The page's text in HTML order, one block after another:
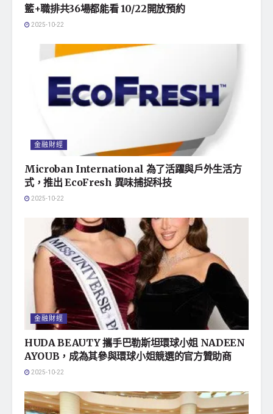
籃+職排共36場都能看 10/22開放預約
2025-10-22
金融財經
Microban International 為了活躍與戶外生活方
式，推出 EcoFresh 異味捕捉科技
2025-10-22
金融財經
HUDA BEAUTY 攜手巴勒斯坦環球小姐 NADEEN
AYOUB，成為其參與環球小姐競選的官方贊助商
2025-10-22